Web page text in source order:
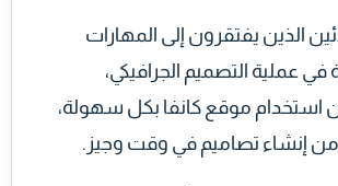
الذين يفتقرون إلى المهارات
في عملية التصميم الجرافيكي،
موقع كانفا بكل سهولة،
إنشاء تصاميم في وقت وجيز.